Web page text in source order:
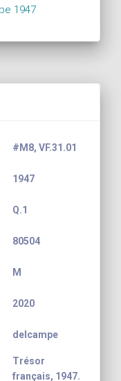
1947
#M8, VF.31.01
1947
Q.1
80504
M
2020
delcampe
Trésor
français, 1947.